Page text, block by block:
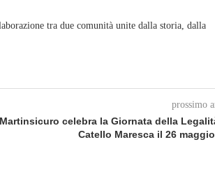
tra due comunità unite dalla storia, dalla
prossimo
Martinsicuro celebra la Giornata della
Catello Maresca il 26